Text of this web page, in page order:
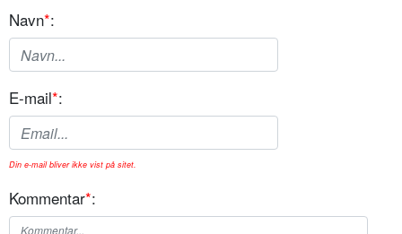
Navn*:
E-mail*:
Din e-mail bliver ikke vist på sitet.
Kommentar*: